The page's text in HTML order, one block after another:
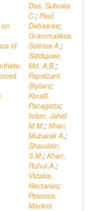
of
Das, Subrata
C.; Paul,
Debasree;
Grammatikos,
Sotirios A.;
Siddiquee,
Md. A.B.;
Papatzani,
Styliani;
Koralli,
Panagiota;
Islam, Jahid
M.M.; Khan,
Mubarak A.;
Shauddin,
S.M.; Khan,
Ruhul A.;
Vidakis,
Nectarios;
Petousis,
Markos